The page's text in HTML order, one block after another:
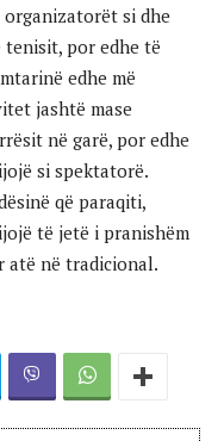
si dhe
por edhe të
edhe më
jashtë mase
në garë, por edhe
si spektatorë.
që paraqiti,
të jetë i pranishëm
atë në tradicional.